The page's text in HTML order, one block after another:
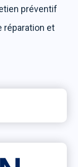
préventif
réparation et